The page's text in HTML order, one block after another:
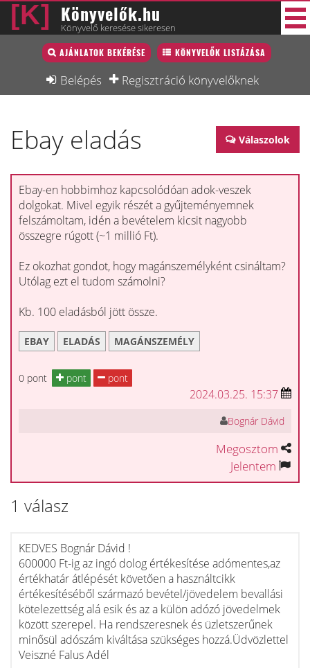
Könyvelők.hu
Könyvelő keresése sikeresen
AJÁNLATOK BEKÉRÉSE KÖNYVELŐK LISTÁZÁSA
Belépés Regisztráció könyvelőknek
Könyvelő lista
Könyvelési munkák
Interjú
Állás
Képzésnaptár
Válaszolok
Ebay eladás
Ebay-en hobbimhoz kapcsolódóan adok-veszek
dolgokat. Mivel egyik részét a gyűjteményemnek
felszámoltam, idén a bevételem kicsit nagyobb
összegre rúgott (~1 millió Ft).
Ez okozhat gondot, hogy magánszemélyként csináltam?
Utólag ezt el tudom számolni?
Kb. 100 eladásból jött össze.
EBAY ELADÁS MAGÁNSZEMÉLY
0 pont pont pont
2024.03.25. 15:37
Bognár Dávid
Megosztom
Jelentem
1 válasz
KEDVES Bognár Dávid !
600000 Ft-ig az ingó dolog értékesítése adómentes,az
értékhatár átlépését követően a használtcikk
értékesítéséből származó bevétel/jövedelem bevallási
kötelezettség alá esik és az a külön adózó jövedelmek
között szerepel. Ha rendszeresnek és üzletszerűnek
minősül adószám kiváltása szükséges hozzá.Üdvözlettel
Veiszné Falus Adél